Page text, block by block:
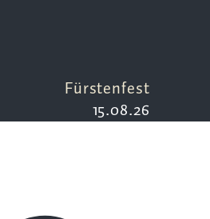
Fürstenfest
15.08.26